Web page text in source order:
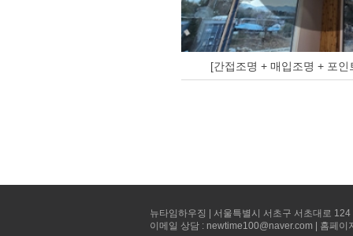
[간접조명 + 매입조명 + 포
뉴타임하우징 | 서울특별시 서초구 서초대로
이메일 상담 : newtime100@naver.com | 홈페